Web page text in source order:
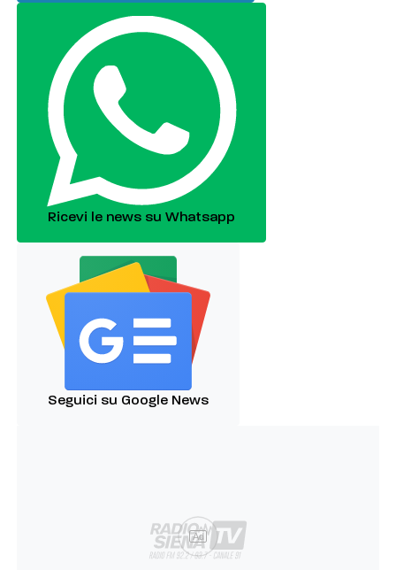
Ricevi le news su Whatsapp
Seguici su Google News
Ad